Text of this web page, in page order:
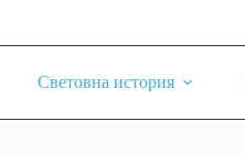
Световна история